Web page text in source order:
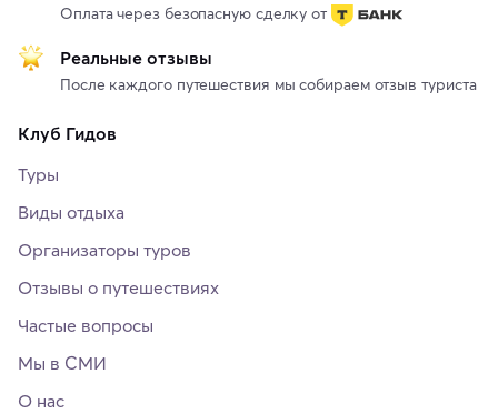
Оплата через безопасную сделку от
Реальные отзывы
После каждого путешествия мы собираем отзыв туриста
Клуб Гидов
Туры
Виды отдыха
Организаторы туров
Отзывы о путешествиях
Частые вопросы
Мы в СМИ
О нас